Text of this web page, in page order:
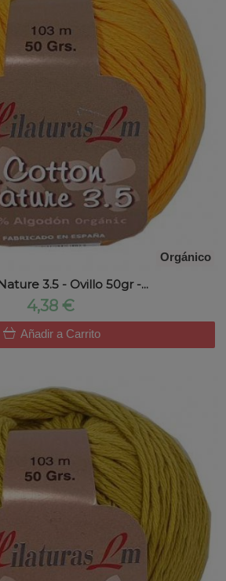
Orgánico
3.5 - Ovillo 50gr -...
4,38 €
Añadir a Carrito